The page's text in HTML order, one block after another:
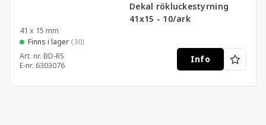
Dekal rökluckestyrning
41x15 - 10/ark
41 x 15 mm
Finns i lager (30)
Art. nr. BD-RS
E-nr. 6303076
Info